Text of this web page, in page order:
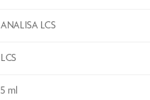
ANALISA LCS
LCS
5 ml